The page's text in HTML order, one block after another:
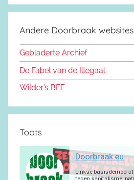
o
n
s
u
g
s
b
o
o
Andere Doorbraak websites
Gebladerte Archief
De Fabel van de Illegaal
Wilder’s BFF
Toots